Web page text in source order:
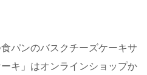
パンのバスクチーズケーキサ
キ」はオンラインショップか